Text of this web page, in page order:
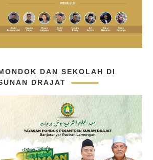
DAN SEKOLAH DI
DRAJAT